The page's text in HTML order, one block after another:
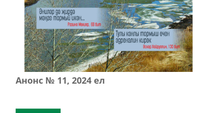
Анонс № 11, 2024 ел